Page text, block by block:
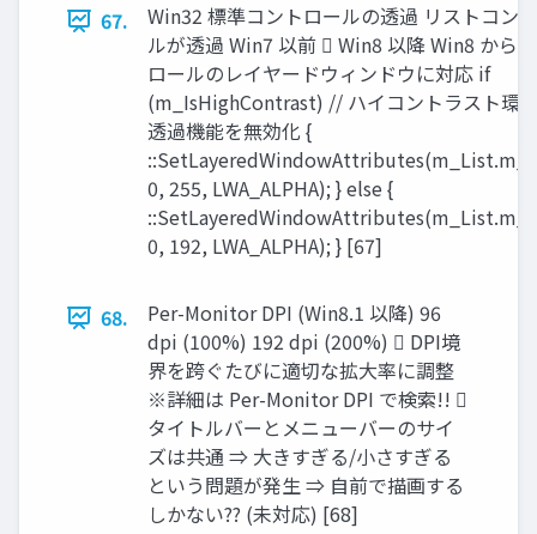
67.
Win32 標準コントロールの透過 リストコン
ルが透過 Win7 以前  Win8 以降 Win8 から
ロールのレイヤードウィンドウに対応 if
(m_IsHighContrast) // ハイコントラスト環
透過機能を無効化 {
0, 255, LWA_ALPHA); } else {
0, 192, LWA_ALPHA); } [67]
68.
Per-Monitor DPI (Win8.1 以降) 96
dpi (100%) 192 dpi (200%)  DPI境
界を跨ぐたびに適切な拡大率に調整
※詳細は Per-Monitor DPI で検索!! 
タイトルバーとメニューバーのサイ
ズは共通 ⇒ 大きすぎる/小さすぎる
という問題が発生 ⇒ 自前で描画する
しかない?? (未対応) [68]